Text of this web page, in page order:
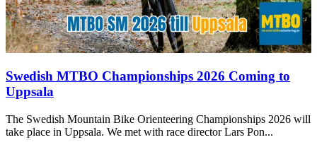
Swedish MTBO Championships 2026 Coming to
Uppsala
The Swedish Mountain Bike Orienteering Championships 2026 will
take place in Uppsala. We met with race director Lars Pon...